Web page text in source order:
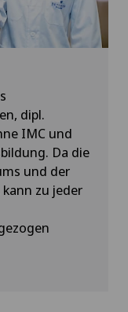
dipl.
IMC und
Da die
und der
zu jeder